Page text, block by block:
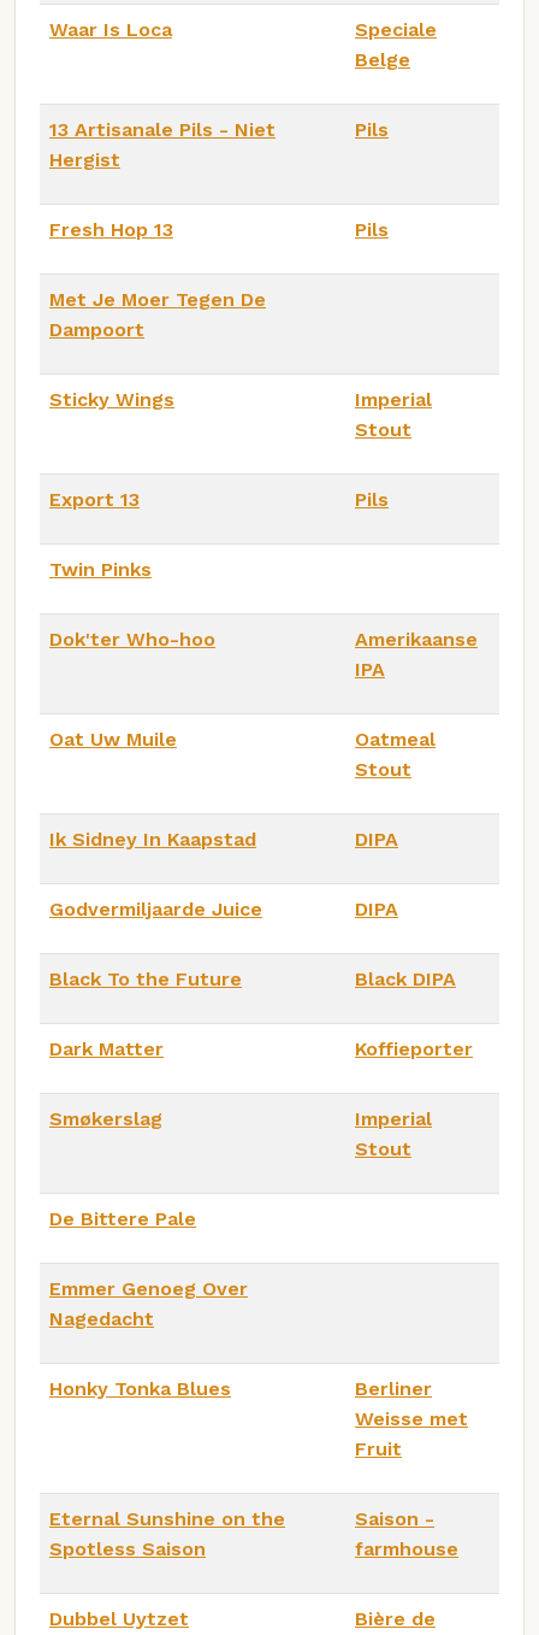
Waar Is Loca
Speciale
Belge
13 Artisanale Pils - Niet
Hergist
Pils
Fresh Hop 13 Pils
Met Je Moer Tegen De
Dampoort
Sticky Wings
Imperial
Stout
Export 13 Pils
Twin Pinks
Dok'ter Who-hoo
Amerikaanse
IPA
Oat Uw Muile
Oatmeal
Stout
Ik Sidney In Kaapstad DIPA
Godvermiljaarde Juice DIPA
Black To the Future Black DIPA
Dark Matter Koffieporter
Smøkerslag
Imperial
Stout
De Bittere Pale
Emmer Genoeg Over
Nagedacht
Honky Tonka Blues
Berliner
Weisse met
Fruit
Eternal Sunshine on the
Spotless Saison
Saison -
farmhouse
Dubbel Uytzet
Bière de